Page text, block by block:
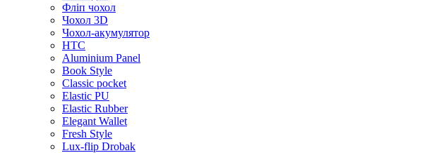
Фліп чохол
Чохол 3D
Чохол-акумулятор
HTC
Aluminium Panel
Book Style
Classic pocket
Elastic PU
Elastic Rubber
Elegant Wallet
Fresh Style
Lux-flip Drobak